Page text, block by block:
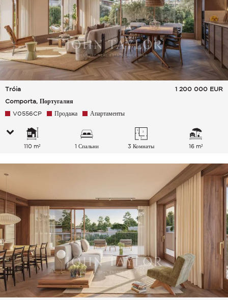
Tróia
Comporta, Португалия
1 200 000 EUR
V0556CP Продажа Апартаменты
110 m² 1 Спальни 3 Комнаты 16 m²